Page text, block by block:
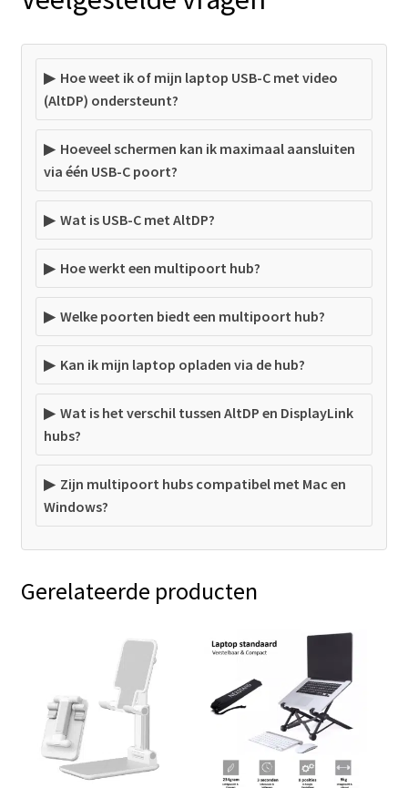
Hoe weet ik of mijn laptop USB-C met video
(AltDP) ondersteunt?
Hoeveel schermen kan ik maximaal aansluiten
via één USB-C poort?
Wat is USB-C met AltDP?
Hoe werkt een multipoort hub?
Welke poorten biedt een multipoort hub?
Kan ik mijn laptop opladen via de hub?
Wat is het verschil tussen AltDP en DisplayLink
hubs?
Zijn multipoort hubs compatibel met Mac en
Windows?
Gerelateerde producten